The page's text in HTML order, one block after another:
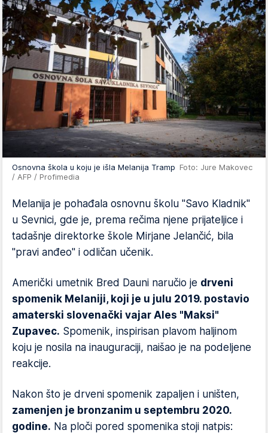
Osnovna škola u koju je išla Melanija Tramp Foto: Jure Makovec
/ AFP / Profimedia
Melanija je pohađala osnovnu školu "Savo Kladnik"
u Sevnici, gde je, prema rečima njene prijateljice i
tadašnje direktorke škole Mirjane Jelančić, bila
"pravi anđeo" i odličan učenik.
Američki umetnik Bred Dauni naručio je drveni
spomenik Melaniji, koji je u julu 2019. postavio
amaterski slovenački vajar Ales "Maksi"
Zupavec. Spomenik, inspirisan plavom haljinom
koju je nosila na inauguraciji, naišao je na podeljene
reakcije.
Nakon što je drveni spomenik zapaljen i uništen,
zamenjen je bronzanim u septembru 2020.
godine. Na ploči pored spomenika stoji natpis: